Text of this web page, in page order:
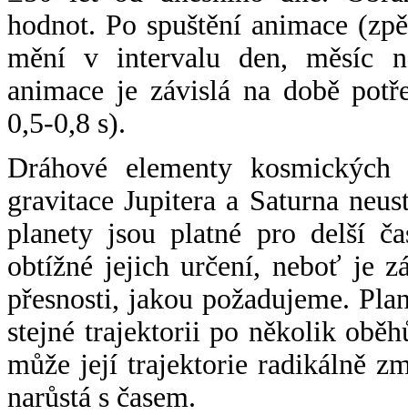
hodnot. Po spuštění animace
mění v intervalu den, měsíc
animace je závislá na době
0,5-0,8 s).
Dráhové elementy
gravitace Jupitera a Saturna
planety jsou platné pro delší
obtížné jejich určení, neboť je
přesnosti, jakou požadujeme.
stejné trajektorii po několik
může její trajektorie radikálně
narůstá s časem.